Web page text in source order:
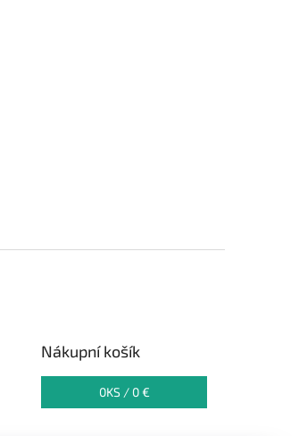
Nákupní košík
0KS / 0 €